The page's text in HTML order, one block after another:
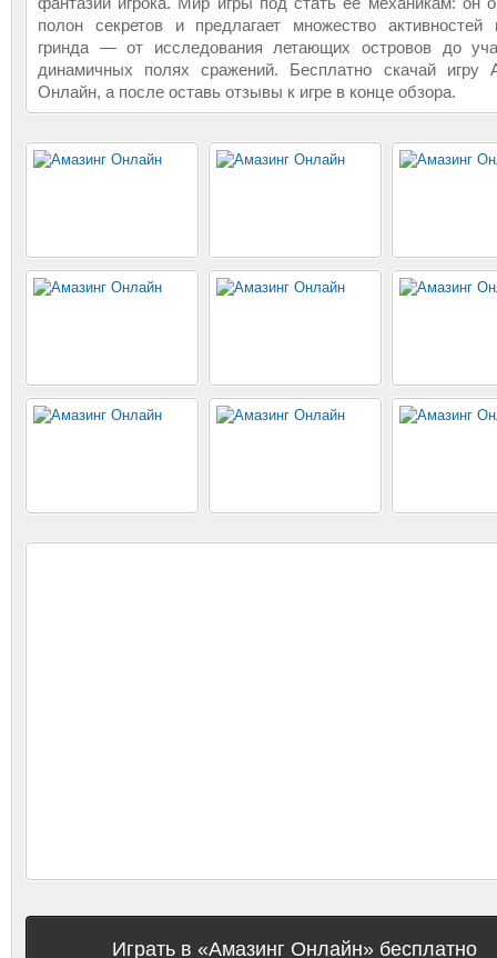
полон секретов и предлагает множество активностей
гринда — от исследования летающих островов до
динамичных полях сражений. Бесплатно скачай игру
Онлайн, а после оставь отзывы к игре в конце обзора.
Играть в «Амазинг Онлайн» бесплатно